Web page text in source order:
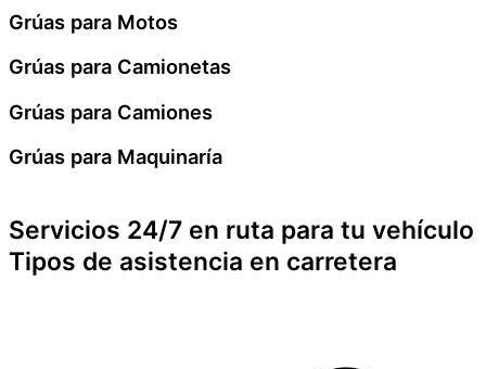
Grúas para Motos
Grúas para Camionetas
Grúas para Camiones
Grúas para Maquinaría
Servicios 24/7 en ruta para tu vehículo
Tipos de asistencia en carretera